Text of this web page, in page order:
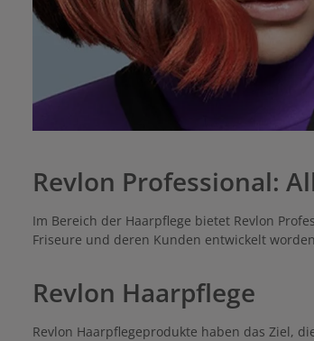
Revlon Professional:
Im Bereich der Haarpflege bietet Revlon
Friseure und deren Kunden entwickelt
Revlon Haarpflege
Revlon Haarpflegeprodukte haben das Ziel,